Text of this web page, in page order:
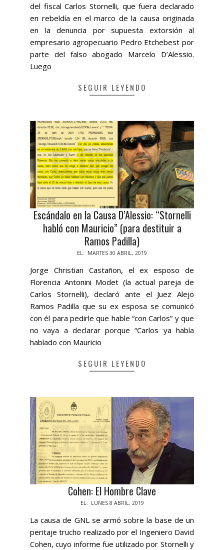
del fiscal Carlos Stornelli, que fuera declarado
en rebeldía en el marco de la causa originada
en la denuncia por supuesta extorsión al
empresario agropecuario Pedro Etchebest por
parte del falso abogado Marcelo D’Alessio.
Luego
SEGUIR LEYENDO
Escándalo en la Causa D’Alessio: “Stornelli
habló con Mauricio” (para destituir a
Ramos Padilla)
30
EL: MARTES 30 ABRIL, 2019
Jorge Christian Castañon, el ex esposo de
Florencia Antonini Modet (la actual pareja de
Carlos Stornelli), declaró ante el Juez Alejo
Ramos Padilla que su ex esposa se comunicó
con él para pedirle que hable “con Carlos” y que
no vaya a declarar porque “Carlos ya había
hablado con Mauricio
SEGUIR LEYENDO
Cohen: El Hombre Clave
EL: LUNES 8 ABRIL, 2019
La causa de GNL se armó sobre la base de un
peritaje trucho realizado por el Ingeniero David
Cohen, cuyo informe fue utilizado por Stornelli y